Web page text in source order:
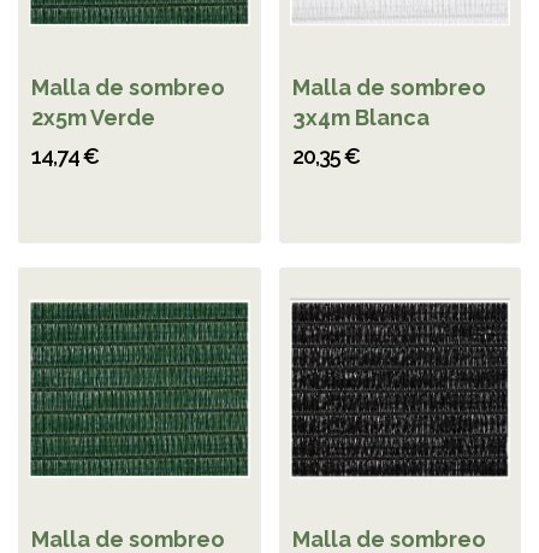
Malla de sombreo
2x5m Verde
14,74 €
Malla de sombreo
3x4m Blanca
20,35 €
Malla de sombreo
Malla de sombreo